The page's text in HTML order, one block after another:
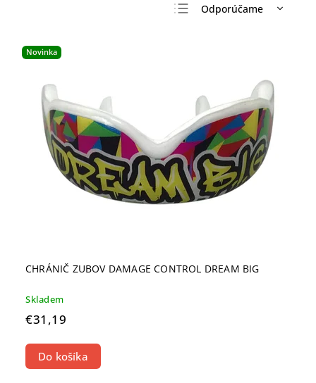
Odporúčame
Abecedne
Novinka
CHRÁNIČ ZUBOV DAMAGE CONTROL DREAM BIG
Skladem
€31,19
Do košíka